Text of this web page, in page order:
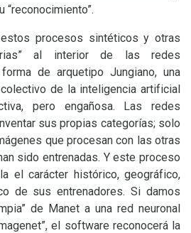
procesos sintéticos y otras
al interior de las redes
de arquetipo Jungiano, una
de la inteligencia artificial
pero engañosa. Las redes
sus propias categorías; solo
que procesan con las otras
sido entrenadas. Y este proceso
el carácter histórico, geográfico,
de sus entrenadores. Si damos
de Manet a una red neuronal
el software reconocerá la